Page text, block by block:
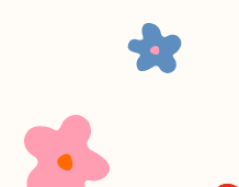
Москва, ул.Таганская,
Мастерская на
+7 (980) 156-03-